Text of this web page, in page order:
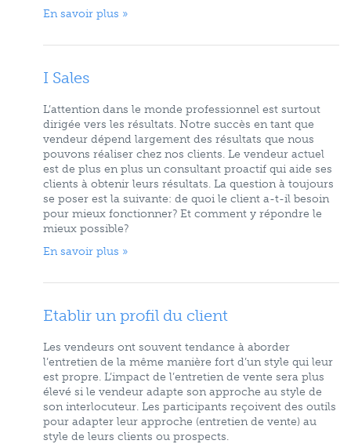
En savoir plus »
I Sales
L’attention dans le monde professionnel est surtout
dirigée vers les résultats. Notre succès en tant que
vendeur dépend largement des résultats que nous
pouvons réaliser chez nos clients. Le vendeur actuel
est de plus en plus un consultant proactif qui aide ses
clients à obtenir leurs résultats. La question à toujours
se poser est la suivante: de quoi le client a-t-il besoin
pour mieux fonctionner? Et comment y répondre le
mieux possible?
En savoir plus »
Etablir un profil du client
Les vendeurs ont souvent tendance à aborder
l’entretien de la même manière fort d’un style qui leur
est propre. L’impact de l’entretien de vente sera plus
élevé si le vendeur adapte son approche au style de
son interlocuteur. Les participants reçoivent des outils
pour adapter leur approche (entretien de vente) au
style de leurs clients ou prospects.